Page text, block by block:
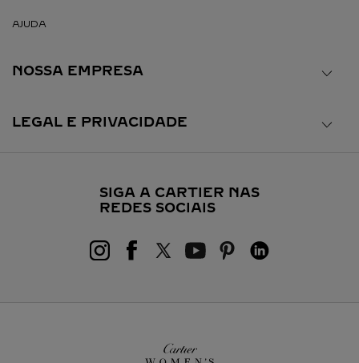
AJUDA
NOSSA EMPRESA
LEGAL E PRIVACIDADE
SIGA A CARTIER NAS
REDES SOCIAIS